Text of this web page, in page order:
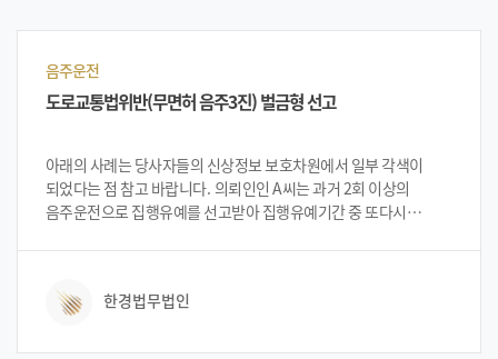
음주운전
도로교통법위반(무면허 음주3진) 벌금형 선고
아래의 사례는 당사자들의 신상정보 보호차원에서 일부 각색이
되었다는 점 참고 바랍니다. 의뢰인인 A씨는 과거 2회 이상의
음주운전으로 집행유예를 선고받아 집행유예기간 중 또다시
의뢰인은 집행유예 기간 중 다시 무면허 음주운전을 하다가
진행하였습니다.한경법무법인